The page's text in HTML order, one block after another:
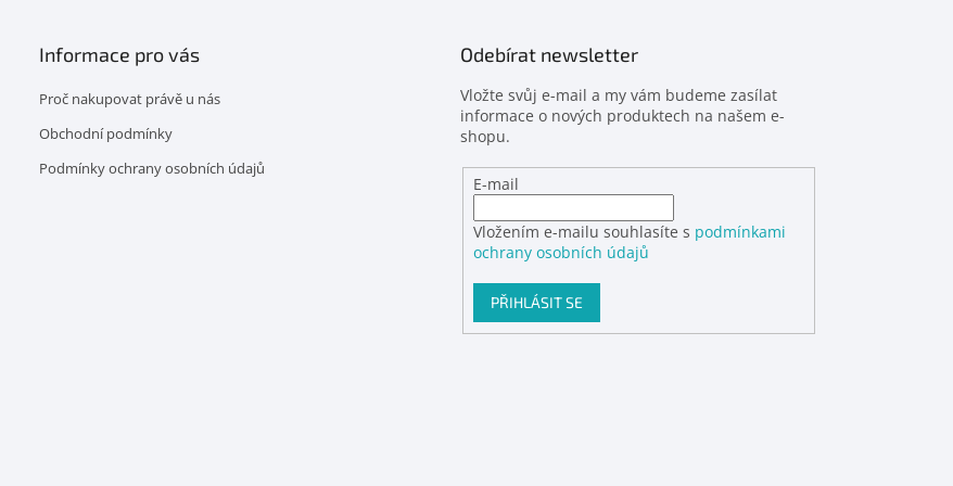
Informace pro vás
Proč nakupovat právě u nás
Obchodní podmínky
Podmínky ochrany osobních údajů
Odebírat newsletter
Vložte svůj e-mail a my vám budeme zasílat
informace o nových produktech na našem e-
shopu.
E-mail
Vložením e-mailu souhlasíte s podmínkami
ochrany osobních údajů
PŘIHLÁSIT SE